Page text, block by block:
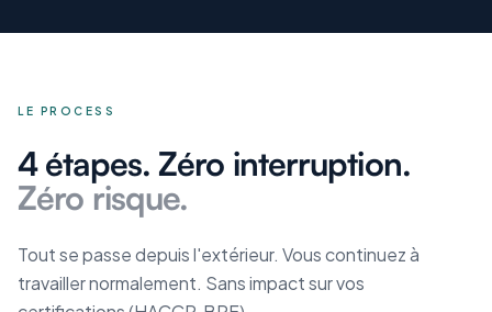
LE PROCESS
4 étapes. Zéro interruption.
Zéro risque.
Tout se passe depuis l'extérieur. Vous continuez à
travailler normalement. Sans impact sur vos